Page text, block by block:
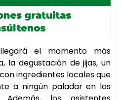
el momento más
la degustación de jijas, un
ingredientes locales que
a ningún paladar en las